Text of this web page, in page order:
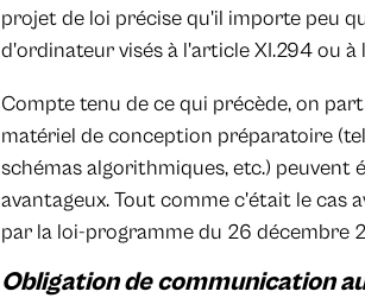
projet de loi précise qu'il importe peu
d'ordinateur visés à l'article XI.294 ou à
Compte tenu de ce qui précède, on
matériel de conception préparatoire
schémas algorithmiques, etc.) peuvent
avantageux. Tout comme c'était le cas
par la loi-programme du 26 décembre
Obligation de communication